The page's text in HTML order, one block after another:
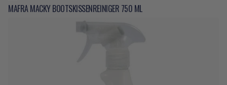
MAFRA MACKY BOOTSKISSENREINIGER 750 ML